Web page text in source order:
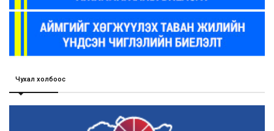
Чухал холбоос